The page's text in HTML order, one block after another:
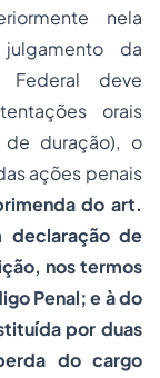
nela
da
Federal deve
orais
duração), o
ações penais
do art.
declaração de
nos termos
Penal; e à do
por duas
do cargo